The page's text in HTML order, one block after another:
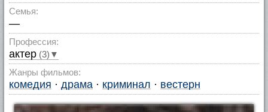
Семья:
—
Профессия:
актер (3)▼
Жанры фильмов:
комедия · драма · криминал · вестерн